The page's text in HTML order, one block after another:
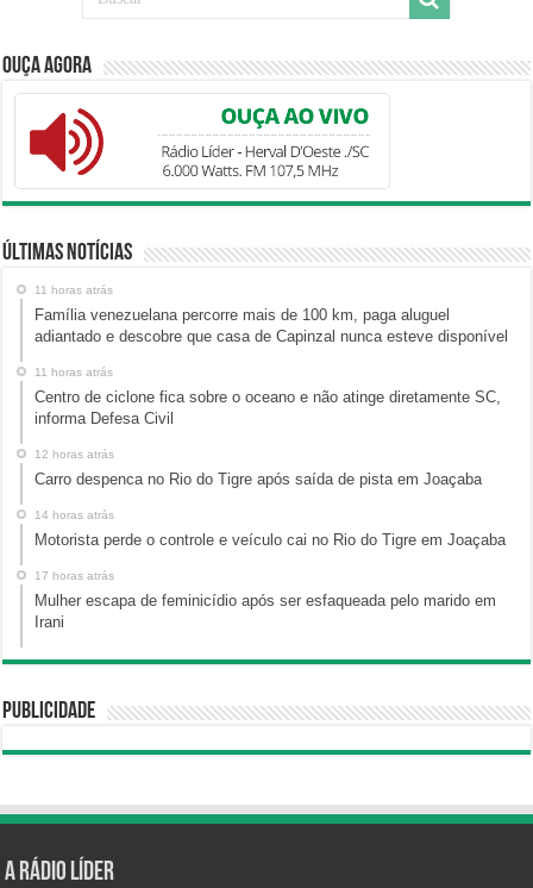
Ouça Agora
Últimas Notícias
11 horas atrás
Família venezuelana percorre mais de 100 km, paga aluguel
adiantado e descobre que casa de Capinzal nunca esteve disponível
11 horas atrás
Centro de ciclone fica sobre o oceano e não atinge diretamente SC,
informa Defesa Civil
12 horas atrás
Carro despenca no Rio do Tigre após saída de pista em Joaçaba
14 horas atrás
Motorista perde o controle e veículo cai no Rio do Tigre em Joaçaba
17 horas atrás
Mulher escapa de feminicídio após ser esfaqueada pelo marido em
Irani
Publicidade
A Rádio Líder